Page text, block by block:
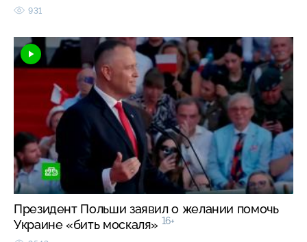
931
Президент Польши заявил о желании помочь
Украине «бить москаля» 16+